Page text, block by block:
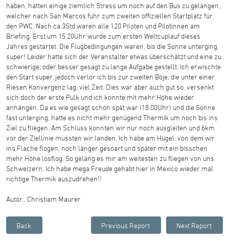
haben, hatten einige ziemlich Stress um noch auf den Bus zu gelangen,
welcher nach San Marcos fuhr zum zweiten offiziellen Startplatz für
den PWC. Nach ca.3Std.waren alle 120 Piloten und Pilotinnen am
Briefing. Erst um 15.20Uhr wurde zum ersten Weltcuplauf dieses
Jahres gestartet. Die Flugbedingungen waren, bis die Sonne unterging,
super! Leider hatte sich der Veranstalter etwas überschätzt und eine zu
schwierige, oder besser gesagt zu lange Aufgabe gestellt. Ich erwischte
den Start super, jedoch verlor ich bis zur zweiten Boje, die unter einer
Riesen Konvergenz lag, viel Zeit. Dies war aber auch gut so, versenkt
sich doch der erste Pulk und ich konnte mit mehr Höhe wieder
anhängen. Da es wie gesagt schon spät war (18.00Uhr) und die Sonne
fast unterging, hatte es nicht mehr genügend Thermik um noch bis ins
Ziel zu fliegen. Am Schluss konnten wir nur noch ausgleiten und 6km
vor der Ziellinie mussten wir landen. Ich habe am Hügel, von dem wir
ins Flache flogen, noch länger gesoart und später mit ein bisschen
mehr Höhe losflog. So gelang es mir am weitesten zu fliegen von uns
Schweizern. Ich habe mega Freude gehabt hier in Mexico wieder mal
richtige Thermik auszudrehen!!
Autor.. Christiam Maurer